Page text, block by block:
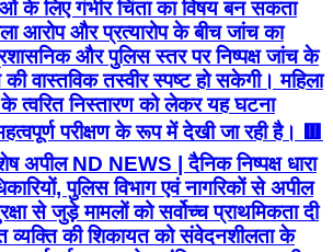
परीक्षण के रूप में देखी जा रही है। 🟥
अपील ND NEWS | दैनिक निष्पक्ष धारा
पुलिस विभाग एवं नागरिकों से अपील
से जुड़े मामलों को सर्वोच्च प्राथमिकता दी
व्यक्ति की शिकायत को संवेदनशीलता के
कार्रवाई करना लोकतांत्रिक व्यवस्था की
किसी महिला को खतरे की आशंका हो तो
करना संबंधित विभागों का प्राथमिक कर्तव्य
सार्थक है जब पीड़ित को सुरक्षा, सम्मान
हों।" 👇👇 @dgpup @UPGovt